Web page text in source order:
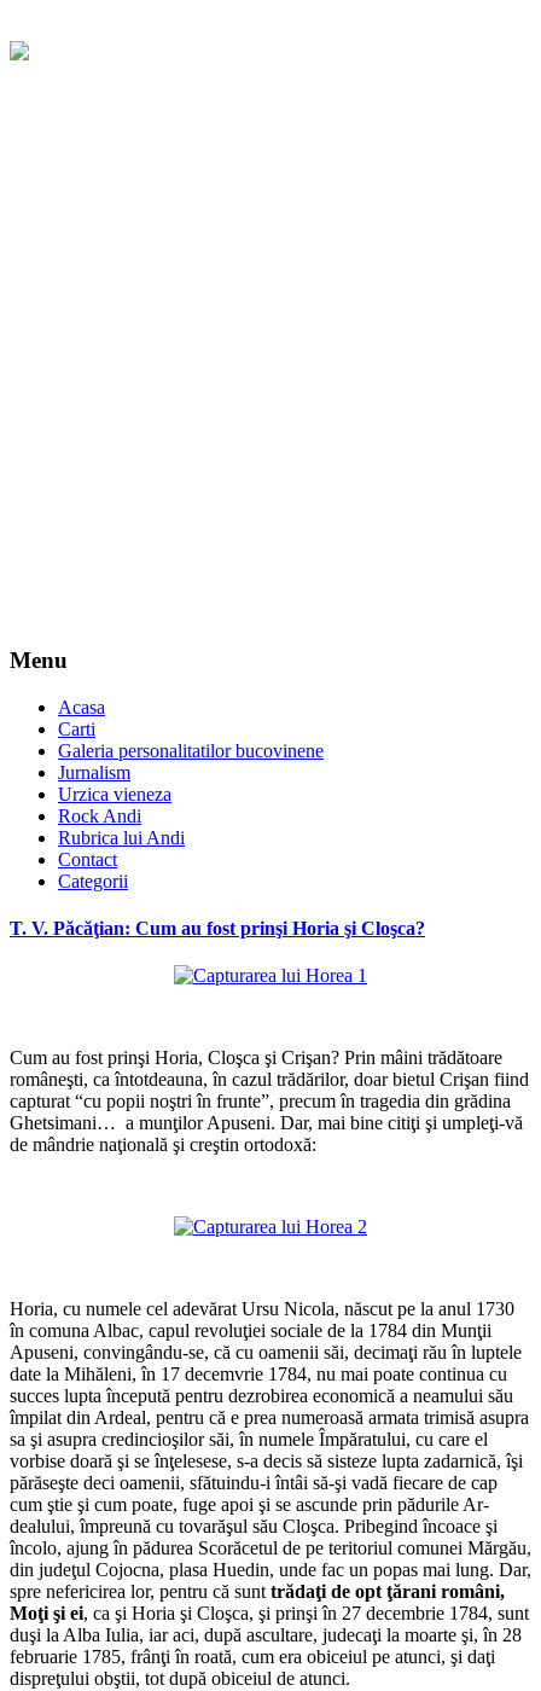
Menu
Acasa
Carti
Galeria personalitatilor bucovinene
Jurnalism
Urzica vieneza
Rock Andi
Rubrica lui Andi
Contact
Categorii
T. V. Păcăţian: Cum au fost prinşi Horia şi Cloşca?
Cum au fost prinşi Horia, Cloşca şi Crişan? Prin mâini trădătoare
româneşti, ca întotdeauna, în cazul trădărilor, doar bietul Crişan fiind
capturat “cu popii noştri în frunte”, precum în tragedia din grădina
Ghetsimani… a munţilor Apuseni. Dar, mai bine citiţi şi umpleţi-vă
de mândrie naţională şi creştin ortodoxă:
Horia, cu numele cel adevărat Ursu Nicola, născut pe la anul 1730
în comuna Albac, capul revoluţiei sociale de la 1784 din Munţii
Apuseni, convingându-se, că cu oamenii săi, decimaţi rău în luptele
date la Mihăleni, în 17 decemvrie 1784, nu mai poate continua cu
succes lupta începută pentru dezrobirea economică a neamului său
împilat din Ardeal, pentru că e prea numeroasă armata trimisă asupra
sa şi asupra credin­cioşilor săi, în numele Împăratului, cu care el
vorbise doară şi se înţelesese, s-a decis să sisteze lupta zadarnică, îşi
părăseşte deci oamenii, sfătuindu-i întâi să-şi vadă fiecare de cap
cum ştie şi cum poate, fuge apoi şi se ascunde prin pădurile Ar­
dealului, împreună cu tovarăşul său Cloşca. Pribegind încoace şi
încolo, ajung în pădurea Scorăcetul de pe teritoriul comunei Mărgău,
din judeţul Cojocna, plasa Huedin, unde fac un popas mai lung. Dar,
spre nefericirea lor, pentru că sunt trădaţi de opt ţărani români,
Moţi şi ei, ca şi Horia şi Cloşca, şi prinşi în 27 decembrie 1784, sunt
duşi la Alba Iulia, iar aci, după ascul­tare, judecaţi la moarte şi, în 28
februarie 1785, frânţi în roată, cum era obiceiul pe atunci, şi daţi
dispreţului obştii, tot după obiceiul de atunci.